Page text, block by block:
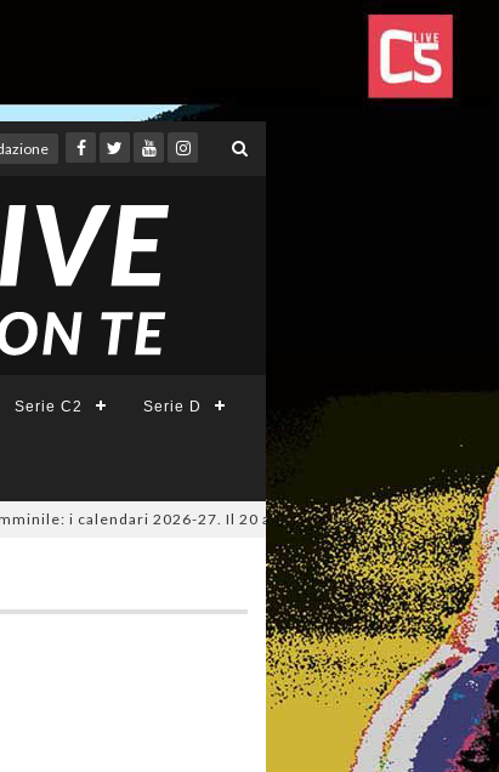
Serie C2 Serie D
calendari 2026-27. Il 20 agosto la presentazione della Serie A